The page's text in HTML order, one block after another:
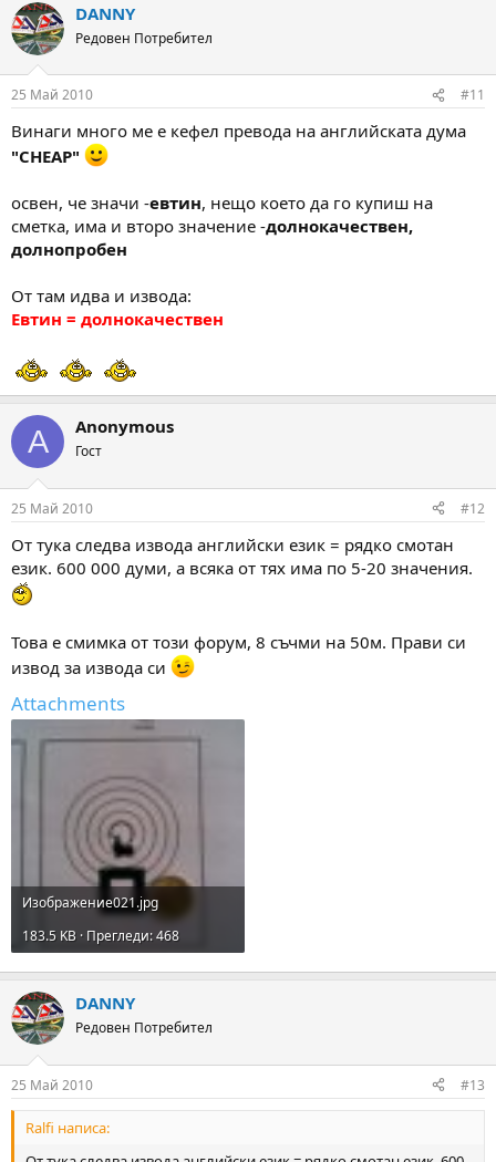
DANNY
Редовен Потребител
25 Май 2010 #11
Винаги много ме е кефел превода на английската дума
"CHEAP"
освен, че значи -евтин, нещо което да го купиш на
сметка, има и второ значение -долнокачествен,
долнопробен
От там идва и извода:
Евтин = долнокачествен
A Anonymous
Гост
25 Май 2010 #12
От тука следва извода английски език = рядко смотан
език. 600 000 думи, а всяка от тях има по 5-20 значения.
Това е смимка от този форум, 8 съчми на 50м. Прави си
извод за извода си
Attachments
Изображение021.jpg
183.5 KB · Прегледи: 468
DANNY
Редовен Потребител
25 Май 2010 #13
Ralfi написа: